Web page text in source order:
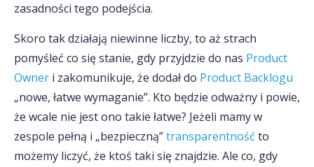
zasadności tego podejścia.
Skoro tak działają niewinne liczby, to aż strach
pomyśleć co się stanie, gdy przyjdzie do nas Product
Owner i zakomunikuje, że dodał do Product Backlogu
„nowe, łatwe wymaganie”. Kto będzie odważny i powie,
że wcale nie jest ono takie łatwe? Jeżeli mamy w
zespole pełną i „bezpieczną”transparentność to
możemy liczyć, że ktoś taki się znajdzie. Ale co, gdy